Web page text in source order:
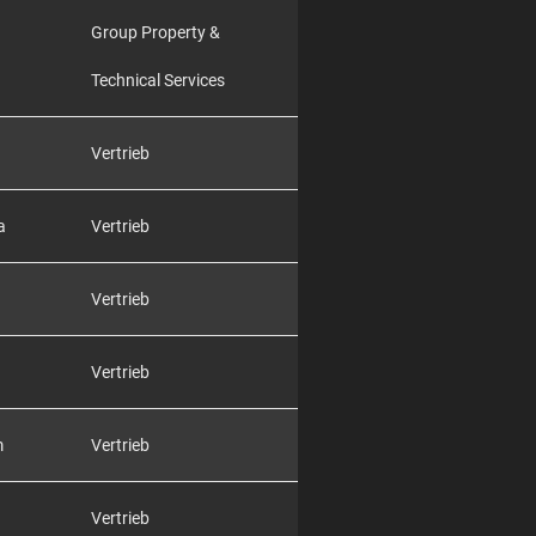
Group Property &
Technical Services
Vertrieb
Vertrieb
Vertrieb
Vertrieb
Vertrieb
Vertrieb